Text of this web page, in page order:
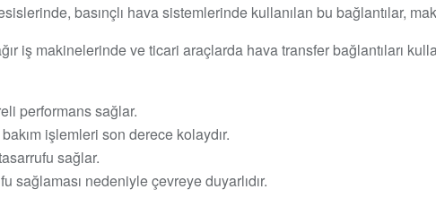
basınçlı hava sistemlerinde kullanılan bu bağlantılar,
iş makinelerinde ve ticari araçlarda hava transfer bağlantıları
performans sağlar.
işlemleri son derece kolaydır.
sağlar.
sağlaması nedeniyle çevreye duyarlıdır.